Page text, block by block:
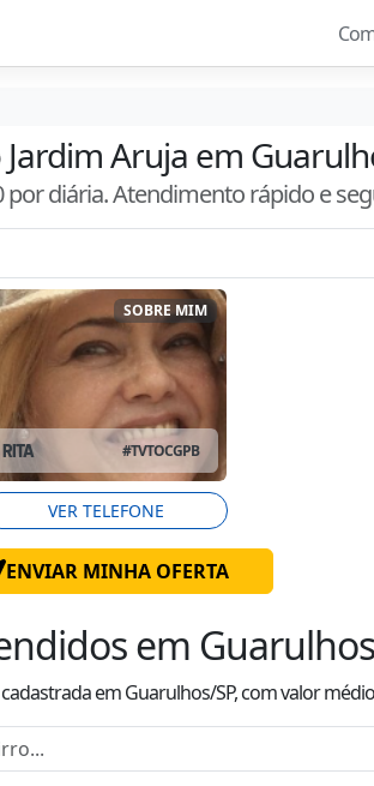
Aruja em
por diária. Atendimentorápido e
SOBRE MIM
RITA #TVTOCGPB
VER TELEFONE
ENVIAR MINHA OFERTA
em
em Guarulhos/SP, com valormédio